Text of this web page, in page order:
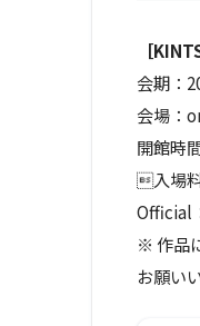
［
会期：
会場：
開館時
入場
Official
※ 作品
お願い